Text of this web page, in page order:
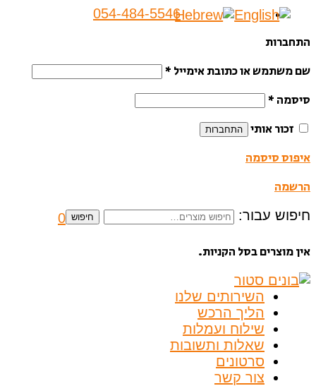
054-484-5546
התחברות
שם משתמש או כתובת אימייל *
סיסמה *
זכור אותי
התחברות
איפוס סיסמה
הרשמה
חיפוש עבור: חיפוש 0
אין מוצרים בסל הקניות.
השירותים שלנו
הליך הרכש
שילוח ועמלות
שאלות ותשובות
סרטונים
צור קשר